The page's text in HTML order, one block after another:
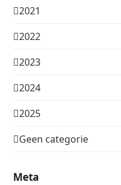
2021
2022
2023
2024
2025
Geen categorie
Meta